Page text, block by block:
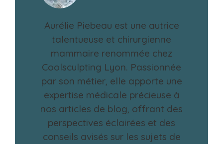
Aurélie Piebeau est une autrice
talentueuse et chirurgienne
mammaire renommée chez
Coolsculpting Lyon. Passionnée
par son métier, elle apporte une
expertise médicale précieuse à
nos articles de blog, offrant des
perspectives éclairées et des
conseils avisés sur les sujets de